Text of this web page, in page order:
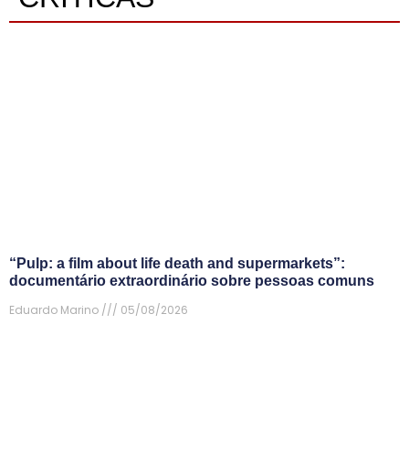
“Pulp: a film about life death and supermarkets”:
documentário extraordinário sobre pessoas comuns
Eduardo Marino
05/08/2026